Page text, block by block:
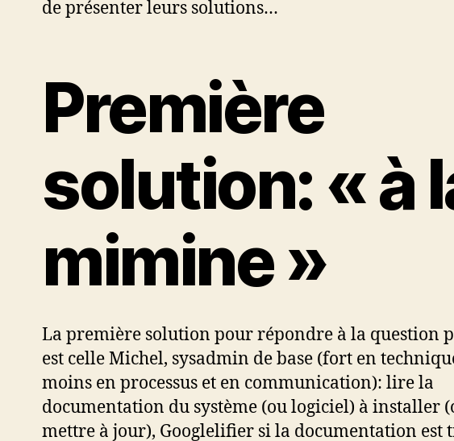
de présenter leurs solutions…
Première
solution: « à
mimine »
La première solution pour répondre à la question
est celle Michel, sysadmin de base (fort en
moins en processus et en communication): lire la
documentation du système (ou logiciel) à installer
mettre à jour), Googlelifier si la documentation est